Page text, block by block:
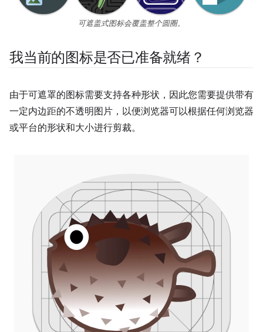
可遮盖式图标会覆盖整个圆圈。
我当前的图标是否已准备就绪？
由于可遮罩的图标需要支持各种形状，因此您需要提供带有
一定内边距的不透明图片，以便浏览器可以根据任何浏览器
或平台的形状和大小进行剪裁。